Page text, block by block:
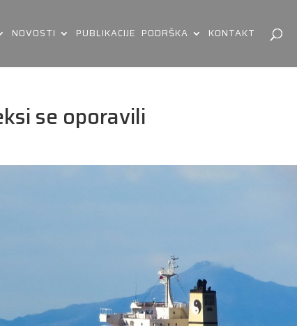
NOVOSTI PUBLIKACIJE PODRŠKA KONTAKT
se oporavili